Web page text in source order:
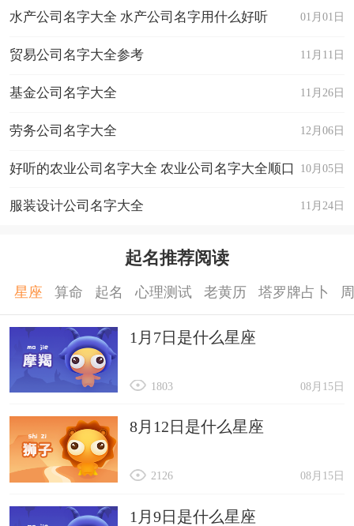
大全 01月01日
水产公司名字大全 水产公司名字用什么好听
11月11日
贸易公司名字大全参考
11月26日
基金公司名字大全
12月06日
劳务公司名字大全
10月05日
好听的农业公司名字大全 农业公司名字大全顺口
好听 11月24日
服装设计公司名字大全
起名推荐阅读
星座 算命 起名 心理测试 老黄历 塔罗牌占卜
1月7日是什么星座
08月15日
1803
8月12日是什么星座
08月15日
2126
1月9日是什么星座